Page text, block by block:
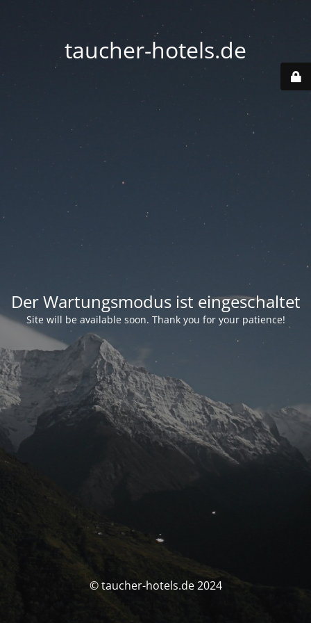
taucher-hotels.de
Der Wartungsmodus ist eingeschaltet
Site will be available soon. Thank you for your patience!
© taucher-hotels.de 2024